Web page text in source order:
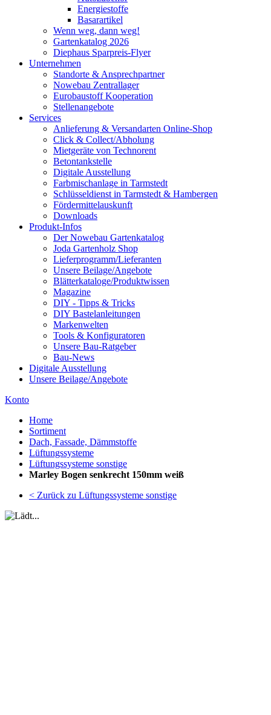
Energiestoffe
Basarartikel
Wenn weg, dann weg!
Gartenkatalog 2026
Diephaus Sparpreis-Flyer
Unternehmen
Standorte & Ansprechpartner
Nowebau Zentrallager
Eurobaustoff Kooperation
Stellenangebote
Services
Anlieferung & Versandarten Online-Shop
Click & Collect/Abholung
Mietgeräte von Technorent
Betontankstelle
Digitale Ausstellung
Farbmischanlage in Tarmstedt
Schlüsseldienst in Tarmstedt & Hambergen
Fördermittelauskunft
Downloads
Produkt-Infos
Der Nowebau Gartenkatalog
Joda Gartenholz Shop
Lieferprogramm/Lieferanten
Unsere Beilage/Angebote
Blätterkataloge/Produktwissen
Magazine
DIY - Tipps & Tricks
DIY Bastelanleitungen
Markenwelten
Tools & Konfiguratoren
Unsere Bau-Ratgeber
Bau-News
Digitale Ausstellung
Unsere Beilage/Angebote
Konto
Home
Sortiment
Dach, Fassade, Dämmstoffe
Lüftungssysteme
Lüftungssysteme sonstige
Marley Bogen senkrecht 150mm weiß
< Zurück zu Lüftungssysteme sonstige